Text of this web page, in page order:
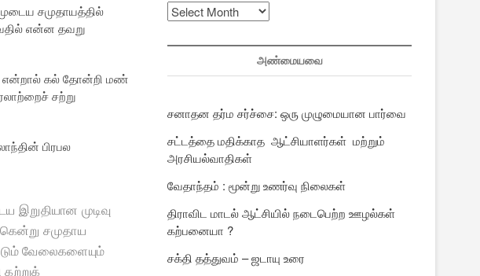
சமுதாயத்தில்
என்ன தவறு
என்றால் கல் தோன்றி மண்
சற்று
பிரபல
இறுதியான முடிவு
சமுதாய
வேலைகளையும்
முந்தைய
பதிவுகள்
அண்மையவை
சனாதன தர்ம சர்ச்சை: ஒரு முழுமையான பார்வை
சட்டத்தை மதிக்காத ஆட்சியாளர்கள் மற்றும்
அரசியல்வாதிகள்
வேதாந்தம் : மூன்று உணர்வு நிலைகள்
திராவிட மாடல் ஆட்சியில் நடைபெற்ற ஊழல்கள்
கற்பனையா ?
சக்தி தத்துவம் – ஜடாயு உரை